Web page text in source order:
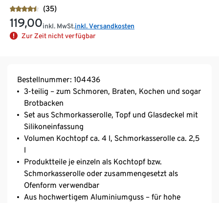
(35)
119,00inkl. MwSt.inkl. Versandkosten
Zur Zeit nicht verfügbar
Bestellnummer: 104436
3-teilig – zum Schmoren, Braten, Kochen und sogar
Brotbacken
Set aus Schmorkasserolle, Topf und Glasdeckel mit
Silikoneinfassung
Volumen Kochtopf ca. 4 l, Schmorkasserolle ca. 2,5
l
Produktteile je einzeln als Kochtopf bzw.
Schmorkasserolle oder zusammengesetzt als
Ofenform verwendbar
Aus hochwertigem Aluminiumguss – für hohe